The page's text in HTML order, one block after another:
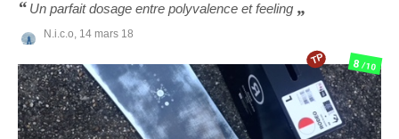
Un parfait dosage entre polyvalence et feeling
N.i.c.o, 14 mars 18
8/10
TP